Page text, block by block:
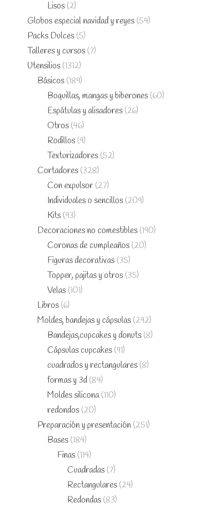
Lisos (2)
Globos especial navidad y reyes (54)
Packs Dulces (5)
Talleres y cursos (7)
Utensilios (1312)
Básicos (189)
Boquillas, mangas y biberones (60)
Espátulas y alisadores (26)
Otros (46)
Rodillos (9)
Texturizadores (52)
Cortadores (328)
Con expulsor (27)
Individuales o sencillos (209)
Kits (93)
Decoraciones no comestibles (190)
Coronas de cumpleaños (20)
Figuras decorativas (35)
Topper, pajitas y otros (35)
Velas (101)
Libros (6)
Moldes, bandejas y cápsulas (292)
Bandejas,cupcakes y donuts (8)
Cápsulas cupcakes (91)
cuadrados y rectangulares (8)
formas y 3d (84)
Moldes silicona (110)
redondos (20)
Preparación y presentación (251)
Bases (184)
Finas (114)
Cuadradas (7)
Rectangulares (24)
Redondas (83)